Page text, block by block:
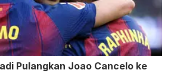
Pulangkan Joao Cancelo ke